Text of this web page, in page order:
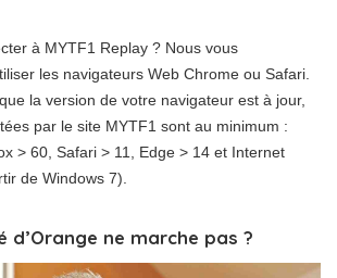
à MYTF1 Replay ? Nous vous
les navigateurs Web Chrome ou Safari.
la version de votre navigateur est à jour,
par le site MYTF1 sont au minimum :
> 60, Safari > 11, Edge > 14 et Internet
de Windows 7).
d’Orange ne marche pas ?